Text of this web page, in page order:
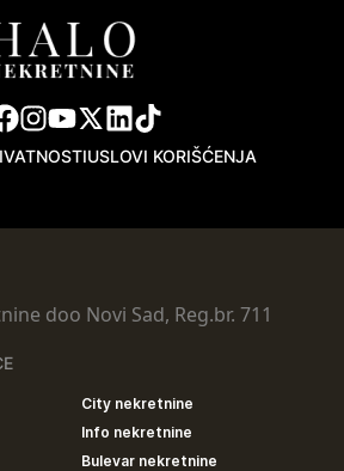
USLOVI KORIŠĆENJA
doo Novi Sad, Reg.br. 711
City nekretnine
Info nekretnine
Bulevar nekretnine